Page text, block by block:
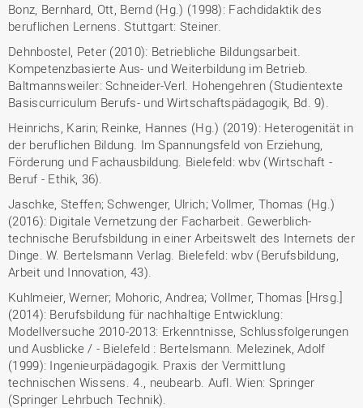
Bonz, Bernhard, Ott, Bernd (Hg.) (1998): Fachdidaktik des
beruflichen Lernens. Stuttgart: Steiner.
Dehnbostel, Peter (2010): Betriebliche Bildungsarbeit.
Kompetenzbasierte Aus- und Weiterbildung im Betrieb.
Baltmannsweiler: Schneider-Verl. Hohengehren (Studientexte
Basiscurriculum Berufs- und Wirtschaftspädagogik, Bd. 9).
Heinrichs, Karin; Reinke, Hannes (Hg.) (2019): Heterogenität in
der beruflichen Bildung. Im Spannungsfeld von Erziehung,
Förderung und Fachausbildung. Bielefeld: wbv (Wirtschaft -
Beruf - Ethik, 36).
Jaschke, Steffen; Schwenger, Ulrich; Vollmer, Thomas (Hg.)
(2016): Digitale Vernetzung der Facharbeit. Gewerblich-
technische Berufsbildung in einer Arbeitswelt des Internets der
Dinge. W. Bertelsmann Verlag. Bielefeld: wbv (Berufsbildung,
Arbeit und Innovation, 43).
Kuhlmeier, Werner; Mohoric, Andrea; Vollmer, Thomas [Hrsg.]
(2014): Berufsbildung für nachhaltige Entwicklung:
Modellversuche 2010-2013: Erkenntnisse, Schlussfolgerungen
und Ausblicke / - Bielefeld : Bertelsmann. Melezinek, Adolf
(1999): Ingenieurpädagogik. Praxis der Vermittlung
technischen Wissens. 4., neubearb. Aufl. Wien: Springer
(Springer Lehrbuch Technik).